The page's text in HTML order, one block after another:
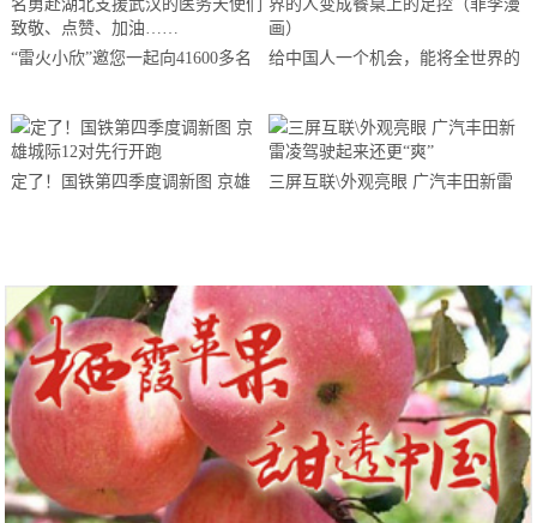
“雷火小欣”邀您一起向41600多名
敬、点赞、加油……
给中国人一个机会，能将全世界的
定了！国铁第四季度调新图 京雄
三屏互联\外观亮眼 广汽丰田新雷